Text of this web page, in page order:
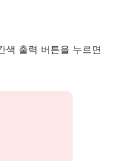
색 출력 버튼을 누르면